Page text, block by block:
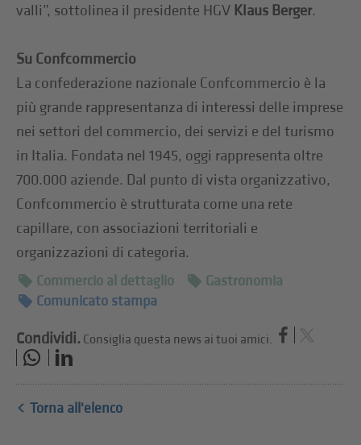
valli”, sottolinea il presidente HGV Klaus Berger.
Su Confcommercio
La confederazione nazionale Confcommercio è la
più grande rappresentanza di interessi delle imprese
nei settori del commercio, dei servizi e del turismo
in Italia. Fondata nel 1945, oggi rappresenta oltre
700.000 aziende. Dal punto di vista organizzativo,
Confcommercio è strutturata come una rete
capillare, con associazioni territoriali e
organizzazioni di categoria.
Commercio al dettaglio
Gastronomia
Comunicato stampa
Condividi. Consiglia questa news ai tuoi amici.
Torna all'elenco